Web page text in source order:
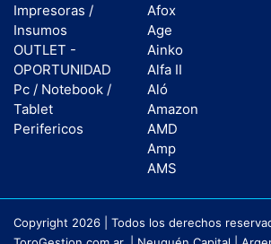
Impresoras /
Insumos
OUTLET -
OPORTUNIDAD
Pc / Notebook /
Tablet
Perifericos
Afox
Age
Ainko
Alfa II
Aló
Amazon
AMD
Amp
AMS
Copyright 2026 | Todos los derechos